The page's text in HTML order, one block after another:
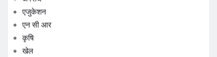
एजुकेशन
एन सी आर
कृषि
खेल